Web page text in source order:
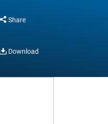
Share
Download